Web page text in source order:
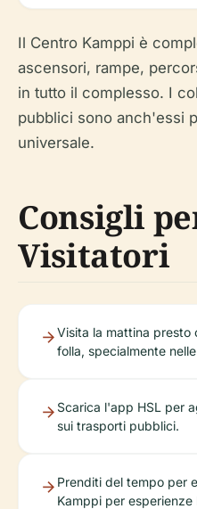
Il Centro Kamppi è
ascensori, rampe,
in tutto il complesso. I
pubblici sono anch'essi
universale.
Consigli
Visitatori
Visita la mattina presto
folla, specialmente
Scarica l'app HSL per
sui trasporti pubblici.
Prenditi del tempo per
Kamppi per esperienze